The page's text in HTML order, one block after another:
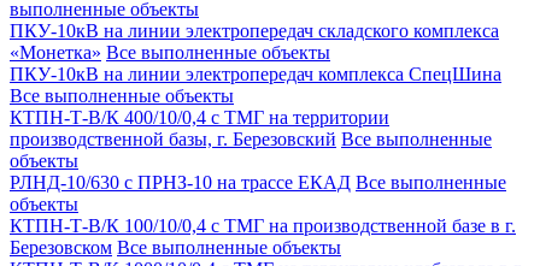
выполненные объекты
ПКУ-10кВ на линии электропередач складского комплекса
«Монетка» Все выполненные объекты
ПКУ-10кВ на линии электропередач комплекса СпецШина
Все выполненные объекты
КТПН-Т-В/К 400/10/0,4 с ТМГ на территории
производственной базы, г. Березовский Все выполненные
объекты
РЛНД-10/630 с ПРНЗ-10 на трассе ЕКАД Все выполненные
объекты
КТПН-Т-В/К 100/10/0,4 с ТМГ на производственной базе в г.
Березовском Все выполненные объекты